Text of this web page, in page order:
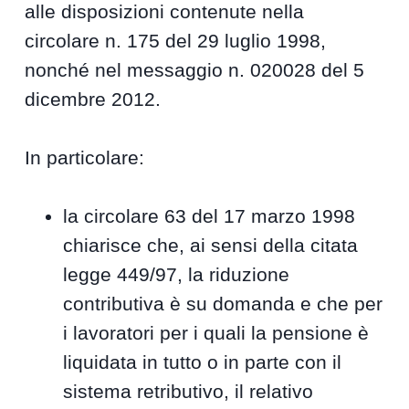
alle disposizioni contenute nella
circolare n. 175 del 29 luglio 1998,
nonché nel messaggio n. 020028 del 5
dicembre 2012.
In particolare:
la circolare 63 del 17 marzo 1998
chiarisce che, ai sensi della citata
legge 449/97, la riduzione
contributiva è su domanda e che per
i lavoratori per i quali la pensione è
liquidata in tutto o in parte con il
sistema retributivo, il relativo